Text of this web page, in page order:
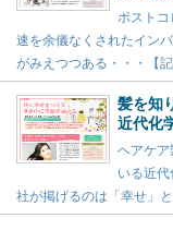
ポスト
速を余儀なくされたイン
がみえつつある・・・【記
髪を知
近代化
ヘアケア
いる近
社が掲げるのは「幸せ」